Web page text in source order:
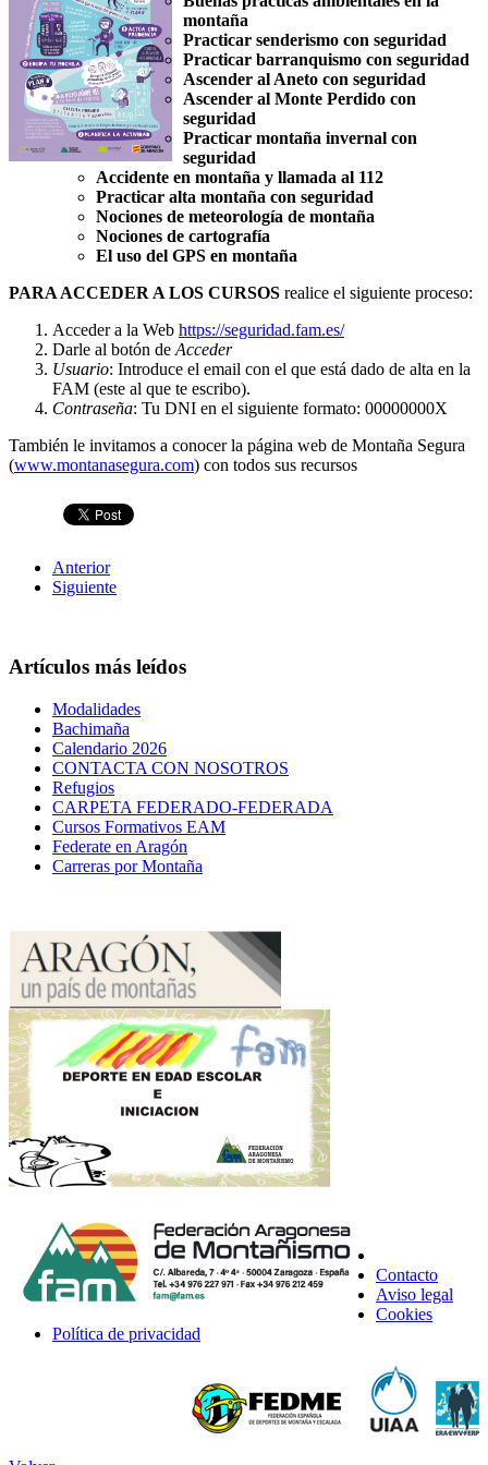
montaña
Practicar senderismo con seguridad
Practicar barranquismo con seguridad
Ascender al Aneto con seguridad
Ascender al Monte Perdido con
seguridad
Practicar montaña invernal con
seguridad
Accidente en montaña y llamada al 112
Practicar alta montaña con seguridad
Nociones de meteorología de montaña
Nociones de cartografía
El uso del GPS en montaña
PARA ACCEDER A LOS CURSOS realice el siguiente proceso:
Acceder a la Web https://seguridad.fam.es/
Darle al botón de Acceder
Usuario: Introduce el email con el que está dado de alta en la
FAM (este al que te escribo).
Contraseña: Tu DNI en el siguiente formato: 00000000X
También le invitamos a conocer la página web de Montaña Segura
(www.montanasegura.com) con todos sus recursos
Anterior
Siguiente
Artículos más leídos
Modalidades
Bachimaña
Calendario 2026
CONTACTA CON NOSOTROS
Refugios
CARPETA FEDERADO-FEDERADA
Cursos Formativos EAM
Federate en Aragón
Carreras por Montaña
Contacto
Aviso legal
Cookies
Política de privacidad